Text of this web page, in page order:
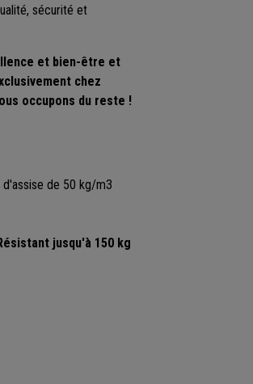
sécurité et
et bien-être et
chez
occupons du reste !
de 50 kg/m3
jusqu'à 150 kg